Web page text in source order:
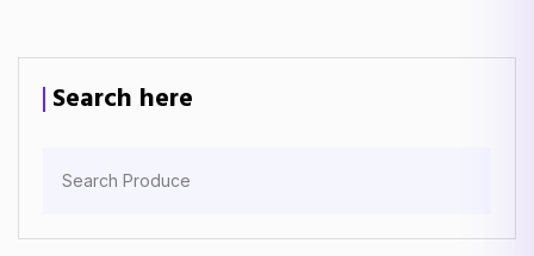
Search here